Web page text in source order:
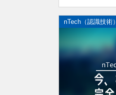
nTech（認識技術）